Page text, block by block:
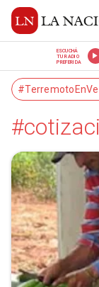
ESCUCHÁ
TU RADIO
PREFERIDA